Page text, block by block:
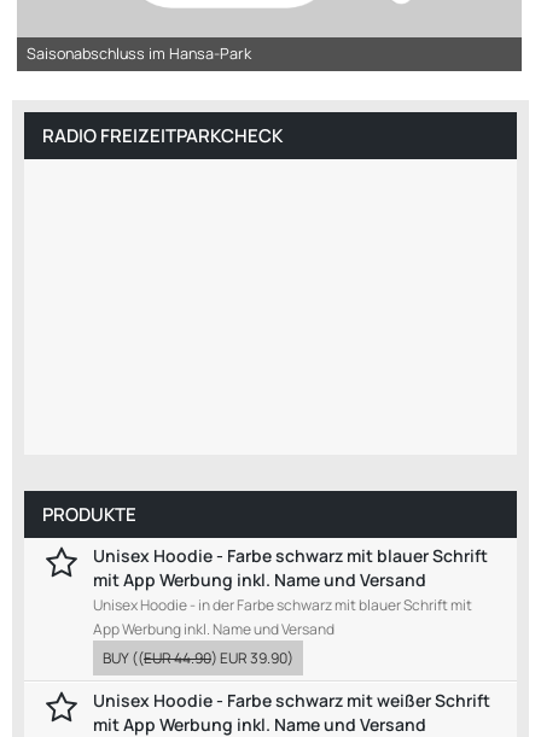
Saisonabschluss im Hansa-Park
RADIO FREIZEITPARKCHECK
PRODUKTE
Unisex Hoodie - Farbe schwarz mit blauer Schrift
mit App Werbung inkl. Name und Versand
Unisex Hoodie - in der Farbe schwarz mit blauer Schrift mit
App Werbung inkl. Name und Versand
BUY((EUR 44.90)EUR 39.90)
Unisex Hoodie - Farbe schwarz mit weißer Schrift
mit App Werbung inkl. Name und Versand